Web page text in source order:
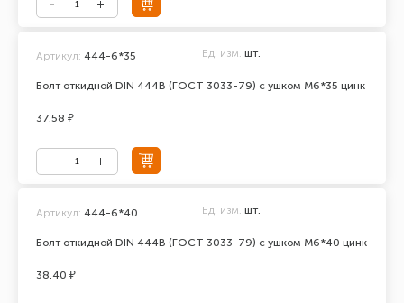
Болт откидной DIN 444В (ГОСТ 3033-79) с ушком М6*35 цинк
Артикул: 444-6*35 Ед. изм. шт.
37.58 ₽
Болт откидной DIN 444В (ГОСТ 3033-79) с ушком М6*40 цинк
Артикул: 444-6*40 Ед. изм. шт.
38.40 ₽